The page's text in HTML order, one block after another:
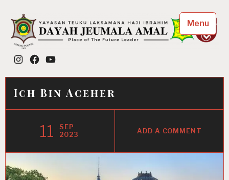
content
Dayah Jeumala Amal
Place of The Future Leader
Instagram
FacebookYouTube
Menu
Ich Bin Aceher
11
SEP
2023
ADD A COMMENT